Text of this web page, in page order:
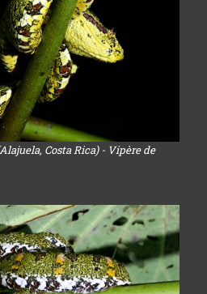
Costa Rica) - Vipère de